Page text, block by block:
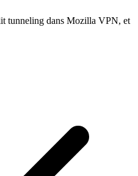
tunneling dans Mozilla VPN, et